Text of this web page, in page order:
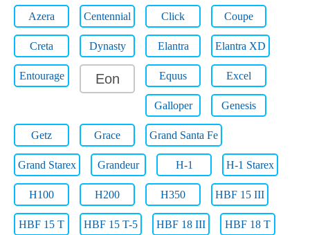
Azera Centennial Click Coupe
Creta Dynasty Elantra Elantra XD
Entourage Eon Equus Excel
Galloper Genesis
Getz Grace Grand Santa Fe
Grand Starex Grandeur H-1 H-1 Starex
H100 H200 H350 HBF 15 III
HBF 15 T HBF 15 T-5 HBF 18 III HBF 18 T